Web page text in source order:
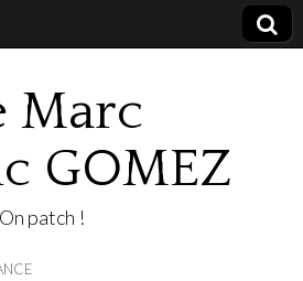
Marc
GOMEZ
patch !